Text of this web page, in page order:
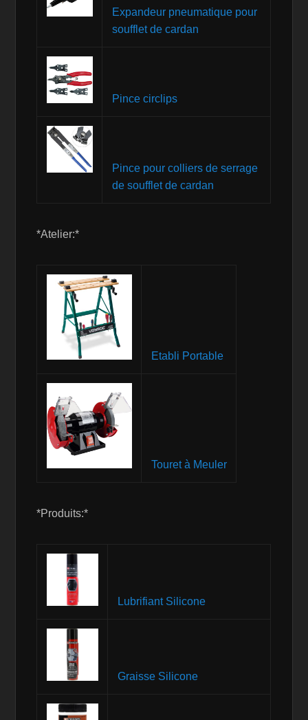
Expandeur pneumatique pour
soufflet de cardan
Pince circlips
Pince pour colliers de serrage
de soufflet de cardan
*Atelier:*
Etabli Portable
Touret à Meuler
*Produits:*
Lubrifiant Silicone
Graisse Silicone